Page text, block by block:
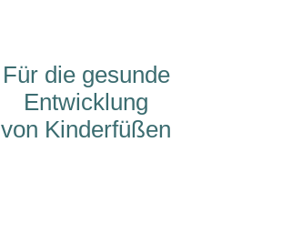
Für die gesunde
Entwicklung
von Kinderfüßen
Für die gesunde
Entwicklung
von Kinderfüßen